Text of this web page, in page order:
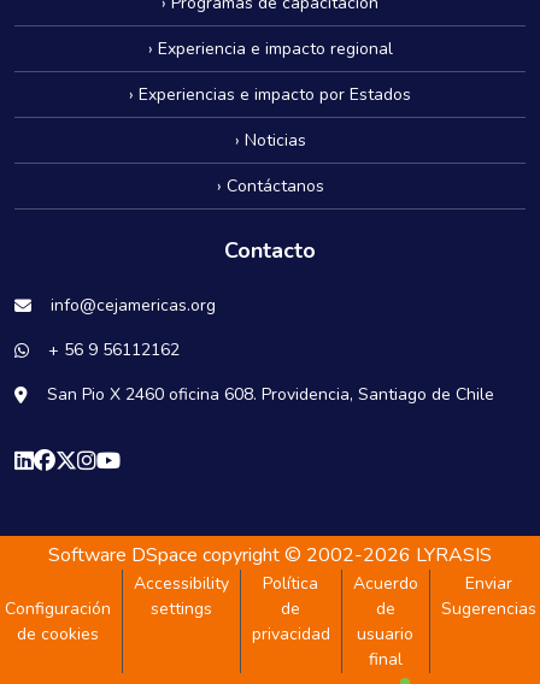
› Experiencia e impacto regional
› Experiencias e impacto por Estados
› Noticias
› Contáctanos
Contacto
info@cejamericas.org
+ 56 9 56112162
San Pio X 2460 oficina 608. Providencia, Santiago de Chile
Software DSpace copyright © 2002-2026 LYRASIS
Configuración
de cookies
Accessibility
settings
Política
de
privacidad
Acuerdo
de
usuario
final
Enviar
Sugerencias